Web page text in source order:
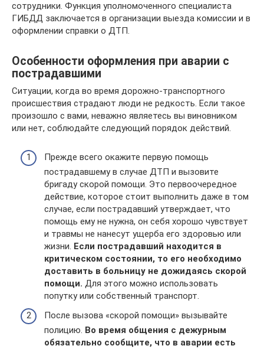
сотрудники. Функция уполномоченного специалиста
ГИБДД заключается в организации выезда комиссии и в
оформлении справки о ДТП.
Особенности оформления при аварии с
пострадавшими
Ситуации, когда во время дорожно-транспортного
происшествия страдают люди не редкость. Если такое
произошло с вами, неважно являетесь вы виновником
или нет, соблюдайте следующий порядок действий.
Прежде всего окажите первую помощь
пострадавшему в случае ДТП и вызовите
бригаду скорой помощи. Это первоочередное
действие, которое стоит выполнить даже в том
случае, если пострадавший утверждает, что
помощь ему не нужна, он себя хорошо чувствует
и травмы не нанесут ущерба его здоровью или
жизни. Если пострадавший находится в
критическом состоянии, то его необходимо
доставить в больницу не дожидаясь скорой
помощи. Для этого можно использовать
попутку или собственный транспорт.
После вызова «скорой помощи» вызывайте
полицию. Во время общения с дежурным
обязательно сообщите, что в аварии есть